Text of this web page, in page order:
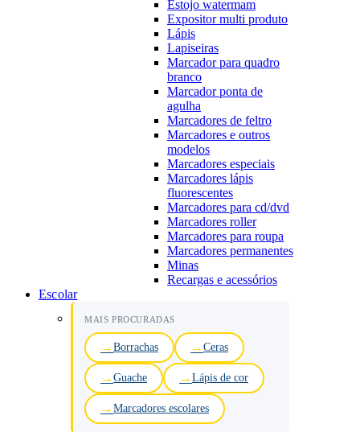
Estojo watermam
Expositor multi produto
Lápis
Lapiseiras
Marcador para quadro
branco
Marcador ponta de
agulha
Marcadores de feltro
Marcadores e outros
modelos
Marcadores especiais
Marcadores lápis
fluorescentes
Marcadores para cd/dvd
Marcadores roller
Marcadores para roupa
Marcadores permanentes
Minas
Recargas e acessórios
Escolar
MAIS PROCURADAS
Borrachas Ceras
Guache Lápis de cor
Marcadores escolares